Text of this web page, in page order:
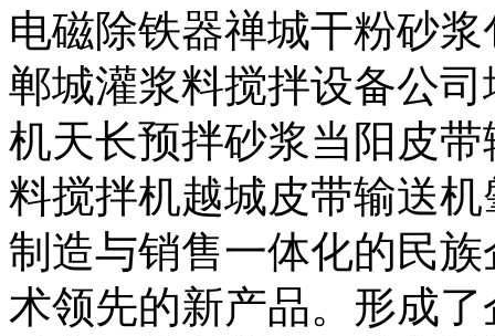
电磁除铁器禅城干粉砂
郸城灌浆料搅拌设备公
机天长预拌砂浆当阳皮
料搅拌机越城皮带输送
制造与销售一体化的民
术领先的新产品。形成